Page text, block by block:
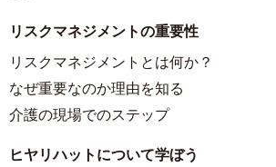
リスクマネジメントの重要性
リスクマネジメントとは何か？
なぜ重要なのか理由を知る
介護の現場でのステップ
ヒヤリハットについて学ぼう